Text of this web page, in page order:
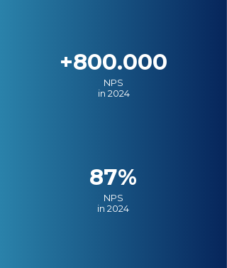
+800.000
NPS
in 2024
87%
NPS
in 2024